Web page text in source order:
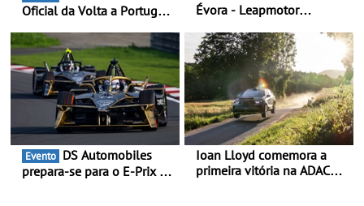
Oficial da Volta a Portugal
presença nacional ao lado
da mítica prova de ciclismo
e leva a sua gama SUV
multi-energia às estradas
de Portugal
Évora - Leapmotor
Campeão Olímpico num
momento histórico
Evento
prepara-se para o E-Prix de
Ioan Lloyd comemora a
primeira vitória na ADAC